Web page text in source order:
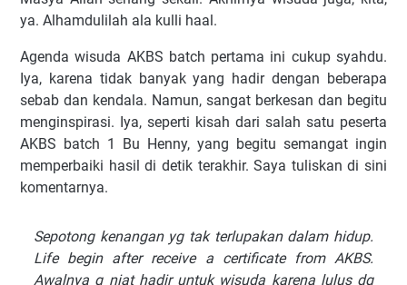
ya. Alhamdulilah ala kulli haal.
Agenda wisuda AKBS batch pertama ini cukup syahdu.
Iya, karena tidak banyak yang hadir dengan beberapa
sebab dan kendala. Namun, sangat berkesan dan begitu
menginspirasi. Iya, seperti kisah dari salah satu peserta
AKBS batch 1 Bu Henny, yang begitu semangat ingin
memperbaiki hasil di detik terakhir. Saya tuliskan di sini
komentarnya.
Sepotong kenangan yg tak terlupakan dalam hidup.
Life begin after receive a certificate from AKBS.
Awalnya g niat hadir untuk wisuda karena lulus dg